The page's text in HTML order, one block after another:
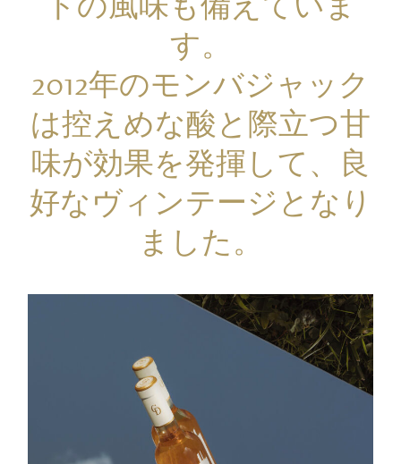
トの風味も備えていま
す。
2012年のモンバジャック
は控えめな酸と際立つ甘
味が効果を発揮して、良
好なヴィンテージとなり
ました。